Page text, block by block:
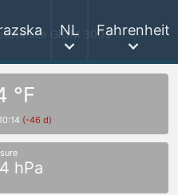
GIOM 3000
NL Fahrenheit
°F
(-46 d)
hPa